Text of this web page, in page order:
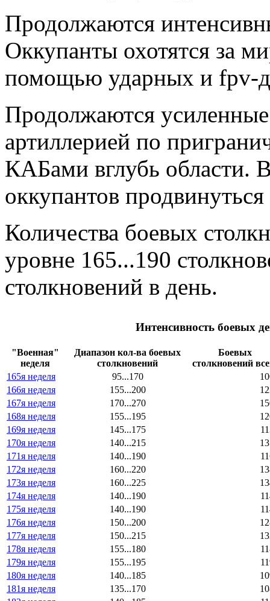
Продолжаются
Оккупанты охотятся за
помощью ударных и fpv-
Продолжаются
артиллерией по
КАБами вглубь области.
оккупантов
Количества боевых
уровне 165...190
столкновений в день.
Интенсивность боевых
"Военная"
неделя
Диапазон кол-ва боевых
столкновений
Боевых
столкновений
165я неделя
95...170
166я неделя
155...200
167я неделя
170...270
168я неделя
155...195
169я неделя
145...175
170я неделя
140...215
171я неделя
140...190
172я неделя
160...220
173я неделя
160...225
174я неделя
140...190
175я неделя
140...190
176я неделя
150...200
177я неделя
150...215
178я неделя
155...180
179я неделя
155...195
180я неделя
140...185
181я неделя
135...170